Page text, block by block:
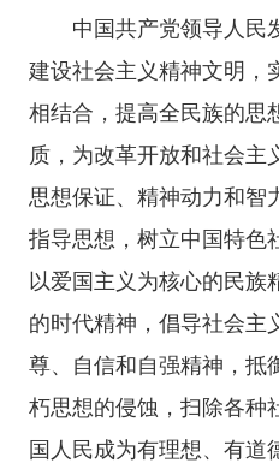
中国共产党领导人民
建设社会主义精神文明，
相结合，提高全民族的思
质，为改革开放和社会主
思想保证、精神动力和智
指导思想，树立中国特色
以爱国主义为核心的民族
的时代精神，倡导社会主
尊、自信和自强精神，抵
朽思想的侵蚀，扫除各种
国人民成为有理想、有道